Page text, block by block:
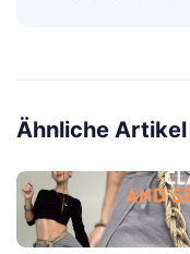
Ähnliche Artikel